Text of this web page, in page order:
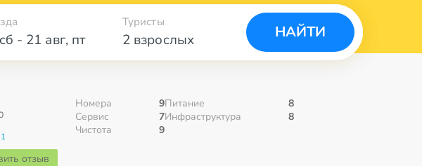
сб - 21 авг, пт 2 взрослых
Туристы
НАЙТИ
отзыв
Номера
9
Сервис
7
Чистота
9
Питание
8
Инфраструктура
8